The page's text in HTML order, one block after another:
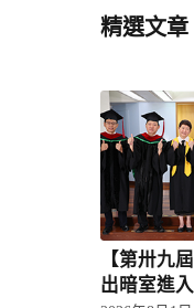
精選文章
【第卅九
出暗室進